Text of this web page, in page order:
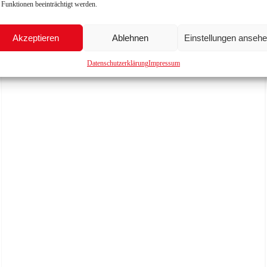
beeinträchtigt werden.
Akzeptieren Ablehnen Einstellungen
DatenschutzerklärungImpressum